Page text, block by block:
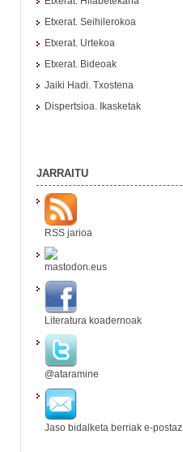
Etxerat. Seihilerokoa
Etxerat. Urtekoa
Etxerat. Bideoak
Jaiki Hadi. Txostena
Dispertsioa. Ikasketak
JARRAITU
RSS jarioa
mastodon.eus
Literatura koadernoak
@ataramine
Jaso bidalketa berriak e-postaz